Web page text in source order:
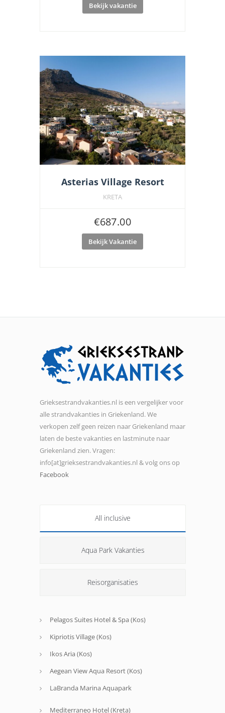
Bekijk vakantie
Asterias Village Resort
KRETA
€687.00
Bekijk Vakantie
Grieksestrandvakanties.nl is een vergelijker voor
alle strandvakanties in Griekenland. We
verkopen zelf geen reizen naar Griekenland maar
laten de beste vakanties en lastminute naar
Griekenland zien. Vragen:
info[at]grieksestrandvakanties.nl & volg ons op
Facebook
All inclusive
Aqua Park Vakanties
Reisorganisaties
Pelagos Suites Hotel & Spa (Kos)
Kipriotis Village (Kos)
Ikos Aria (Kos)
Aegean View Aqua Resort (Kos)
LaBranda Marina Aquapark
Mediterraneo Hotel (Kreta)